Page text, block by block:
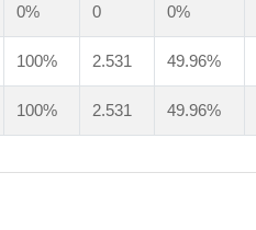
0% 0 0%
100% 2.531 49.96%
100% 2.531 49.96%